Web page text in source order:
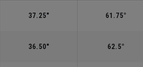
37.25" 61.75°
36.50" 62.5°